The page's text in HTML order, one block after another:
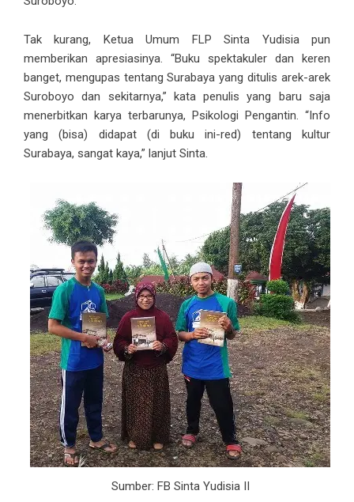
Tak kurang, Ketua Umum FLP Sinta Yudisia pun
memberikan apresiasinya. “Buku spektakuler dan keren
banget, mengupas tentang Surabaya yang ditulis arek-arek
Suroboyo dan sekitarnya,” kata penulis yang baru saja
menerbitkan karya terbarunya, Psikologi Pengantin. “Info
yang (bisa) didapat (di buku ini-red) tentang kultur
Surabaya, sangat kaya,” lanjut Sinta.
Sumber: FB Sinta Yudisia II